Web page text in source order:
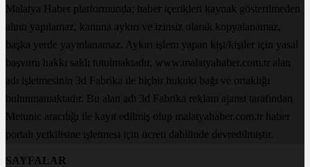
Malatya Haber platformunda; haber içerikleri kaynak gösterilmeden
alıntı yapılamaz, kanuna aykırı ve izinsiz olarak kopyalanamaz,
başka yerde yayınlanamaz. Aykırı işlem yapan kişi/kişiler için yasal
başvuru hakkı saklı tutulmaktadır. www.malatyahaber.com.tr alan
adı işletmesinin 3d Fabrika ile hiçbir hukuki bağı ve ortaklığı
bulunmamaktadır. Bu alan adı 3d Fabrika reklam ajansı tarafından
Metunic aracılığı ile kayıt edilmiş olup malatyahaber.com.tr haber
portalı yetkilisine işletmesi için ücreti dahilinde devredilmiştir.
SAYFALAR